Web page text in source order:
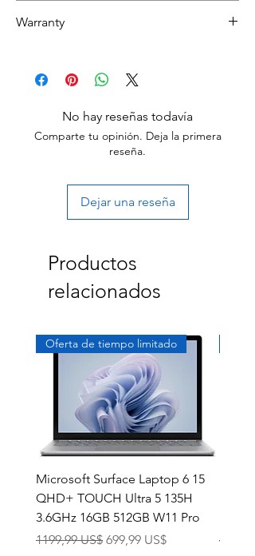
Grade A: Item will have overall excellent to
others may have light scratches or other
Grade B: Item will have some cosmetic
blemishes that include few scratches and/or
other small surface imperfections.
Warranty
Start the return process within 30 days of
No hay reseñas todavía
Comparte tu opinión. Deja la primera
reseña.
Dejar una reseña
Productos
relacionados
Oferta de tiempo limitado
Microsoft Surface Laptop 6 15
QHD+ TOUCH Ultra 5 135H
3.6GHz 16GB 512GB W11 Pro
Precio
1199,99 US$ Precio de oferta
699,99 US$
Precio
499,99